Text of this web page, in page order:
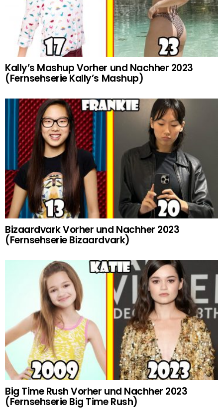
Kally’s Mashup Vorher und Nachher 2023
(Fernsehserie Kally’s Mashup)
Bizaardvark Vorher und Nachher 2023
(Fernsehserie Bizaardvark)
Big Time Rush Vorher und Nachher 2023
(Fernsehserie Big Time Rush)